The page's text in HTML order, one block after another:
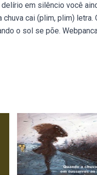
em silêncio você
cai (plim, plim) letra.
o sol se põe.